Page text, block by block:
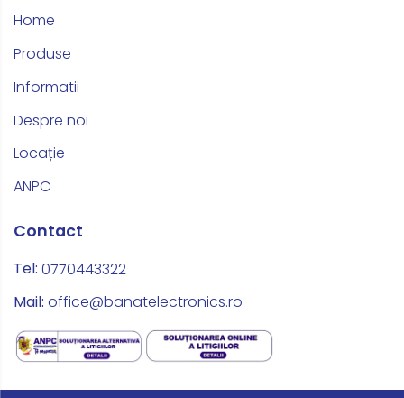
Home
Produse
Informatii
Despre noi
Locație
ANPC
Contact
Tel: 0770443322
Mail: office@banatelectronics.ro